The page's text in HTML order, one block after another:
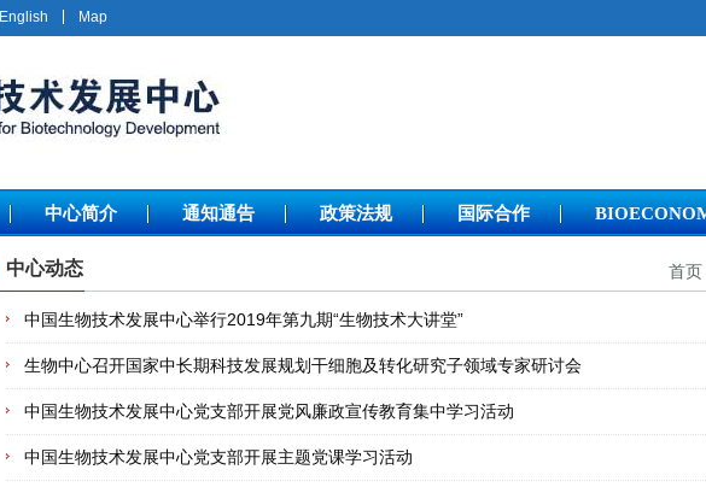
English Map
中心简介 通知通告 政策法规 国际合作
中心动态 首页
中国生物技术发展中心举行2019年第九期“生物技术大讲堂”
生物中心召开国家中长期科技发展规划干细胞及转化研究子领域专家研讨会
中国生物技术发展中心党支部开展党风廉政宣传教育集中学习活动
中国生物技术发展中心党支部开展主题党课学习活动